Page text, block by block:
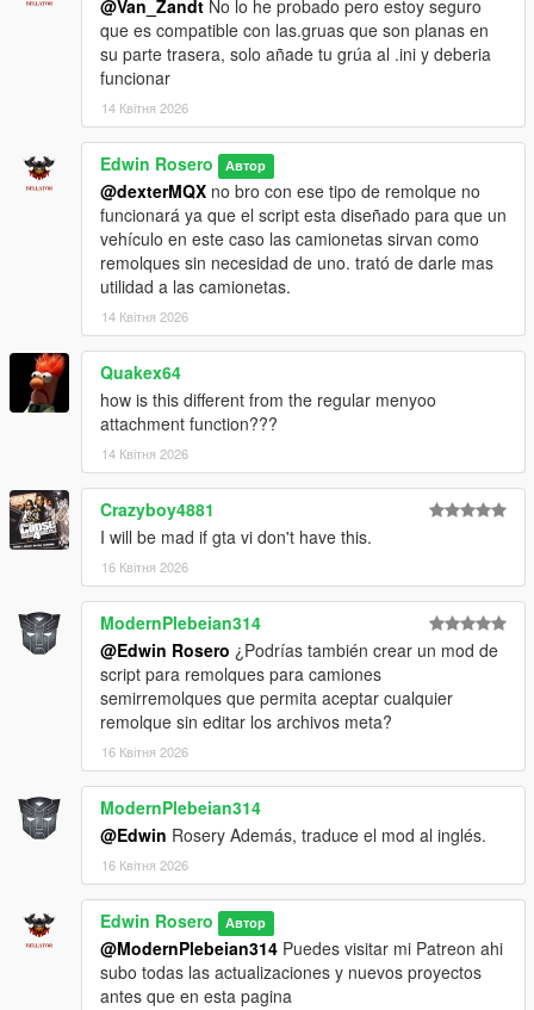
Ajuste de posicion en vivo
A pie, acercate a la moto enganchada, menos de 6
metros de la pickup
Presiona bocina para entrar al modo ajuste
Usa el D-pad para mover la posicion: arriba o abajo para
altura Z, izquierda o derecha para adelante o atras Y, L1
mas izquierda o derecha para lateral X
Presiona B para guardar, los valores se escriben solos
en el INI
Si disfrutas del mod, apoya el proyecto en
actualizaciones exclusivas, nuevas funciones y mejoras futuras
antes que nadie.
@Van_Zandt No lo he probado pero estoy seguro
que es compatible con las.gruas que son planas en
su parte trasera, solo añade tu grúa al .ini y deberia
funcionar
14 Квітня 2026
Edwin Rosero Автор
@dexterMQX no bro con ese tipo de remolque no
funcionará ya que el script esta diseñado para que un
vehículo en este caso las camionetas sirvan como
remolques sin necesidad de uno. trató de darle mas
utilidad a las camionetas.
14 Квітня 2026
Quakex64
how is this different from the regular menyoo
attachment function???
14 Квітня 2026
Crazyboy4881
I will be mad if gta vi don't have this.
16 Квітня 2026
ModernPlebeian314
@Edwin Rosero ¿Podrías también crear un mod de
script para remolques para camiones
semirremolques que permita aceptar cualquier
remolque sin editar los archivos meta?
16 Квітня 2026
ModernPlebeian314
@Edwin Rosery Además, traduce el mod al inglés.
16 Квітня 2026
Edwin Rosero Автор
@ModernPlebeian314 Puedes visitar mi Patreon ahi
subo todas las actualizaciones y nuevos proyectos
antes que en esta pagina